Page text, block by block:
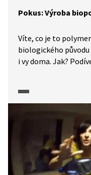
Pokus: Výroba
Víte, co je to
biologického
i vy doma. Jak?